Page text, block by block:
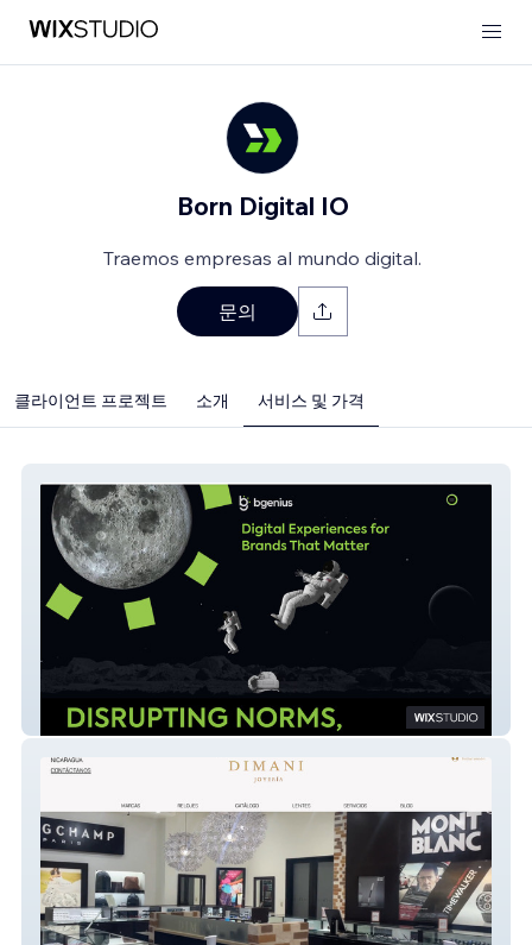
Born Digital IO
Traemos empresas al mundo digital.
문의
클라이언트 프로젝트 소개 서비스 및 가격
bgenius Creative Agency